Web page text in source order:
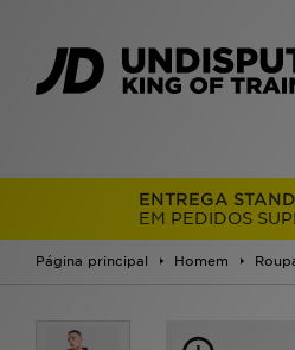
ENTREGA
EM PEDIDOS
Página principal Homem